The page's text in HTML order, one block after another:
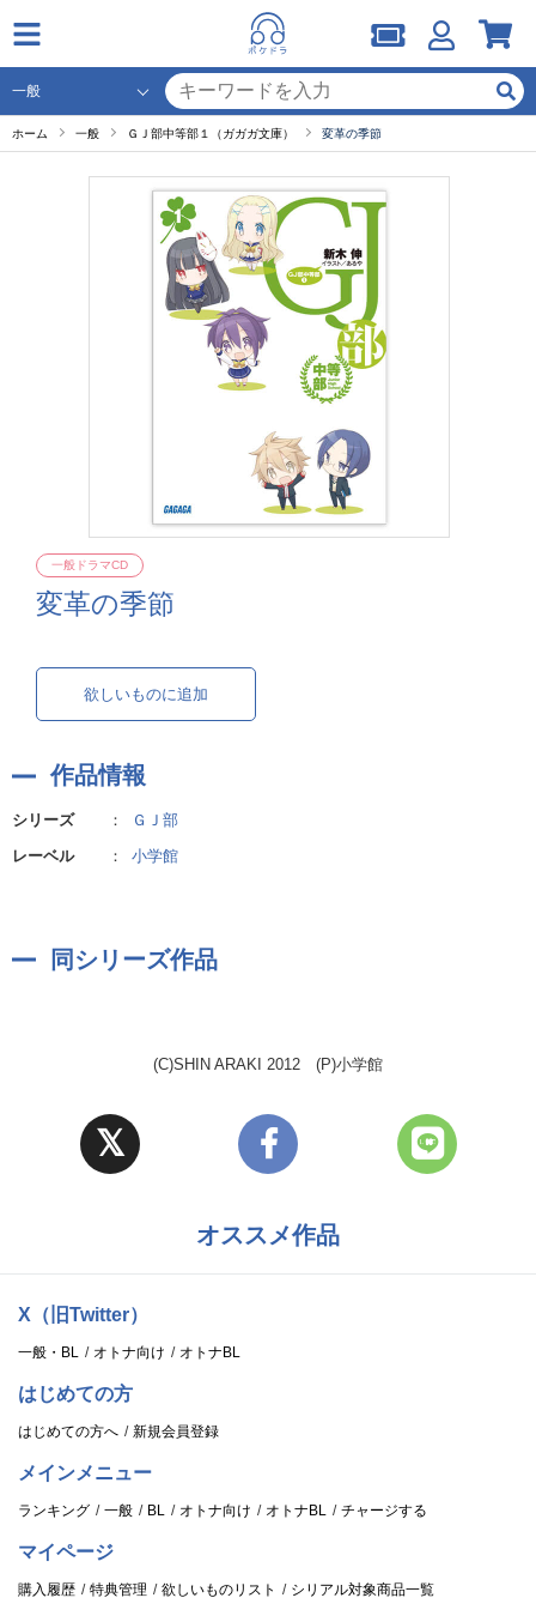
ホーム 一般 ＧＪ部中等部１（ガガガ文庫） 変革の季節
変革の季節
一般ドラマCD
欲しいものに追加
作品情報
シリーズ ：
ＧＪ部
レーベル
： 小学館
同シリーズ作品
(C)SHIN ARAKI 2012 (P)小学館
オススメ作品
X（旧Twitter）
一般・BL オトナ向け オトナBL
はじめての方
はじめての方へ 新規会員登録
メインメニュー
ランキング 一般 BL オトナ向け オトナBL チャージする
マイページ
購入履歴 特典管理 欲しいものリスト シリアル対象商品一覧